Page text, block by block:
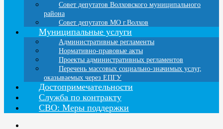
Совет депутатов Волховского муниципального
района
Совет депутатов МО г.Волхов
Муниципальные услуги
Административные регламенты
Нормативно-правовые акты
Проекты административных регламентов
Перечень массовых социально-значимых услуг,
оказываемых через ЕПГУ
Достопримечательности
Служба по контракту
СВО: Меры поддержки